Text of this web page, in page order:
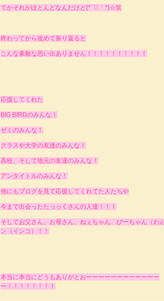
てかそれがほとんどなんだけど(*´▽｀*)☆笑
終わってから改めて振り返ると
こんな素敵な思い出ありません！！！！！！！！！！
応援してくれた
BIG BIRDのみんな！
ゼミのみんな！
クラスや大学の友達のみんな！
高校、そして地元の友達のみんな！
アンタイトルのみんな！
他にもブログを見て応援してくれてた人たちや
今まで出会ったたっっくさんの人達！！！
そしてお父さん、お母さん、ねぇちゃん、びーちゃん（わ
ン（インコ）！！
本当に本当にどうもありがとおーーーーーーーーーーーー
ー！！！！！！！！